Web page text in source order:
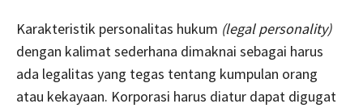
Karakteristik personalitas hukum (legal personality)
dengan kalimat sederhana dimaknai sebagai harus
ada legalitas yang tegas tentang kumpulan orang
atau kekayaan. Korporasi harus diatur dapat digugat